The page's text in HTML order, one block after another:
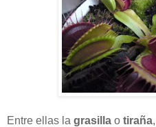
Entre ellas la grasilla o tiraña